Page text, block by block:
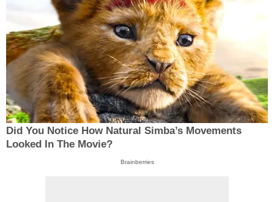
Did You Notice How Natural Simba’s Movements
Looked In The Movie?
Brainberries